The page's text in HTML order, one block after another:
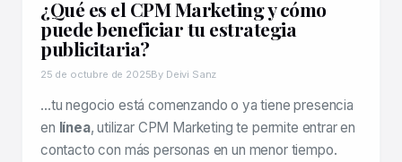
¿Qué es el CPM Marketing y cómo
puede beneficiar tu estrategia
publicitaria?
25 de octubre de 2025By Deivi Sanz
…tu negocio está comenzando o ya tiene presencia
en línea, utilizar CPM Marketing te permite entrar en
contacto con más personas en un menor tiempo.